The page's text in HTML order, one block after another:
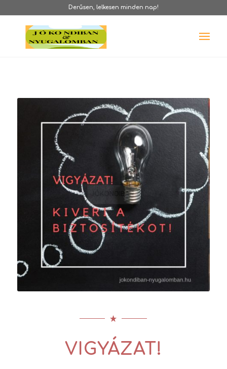
Derűsen, lelkesen minden nap!
VIGYÁZAT!